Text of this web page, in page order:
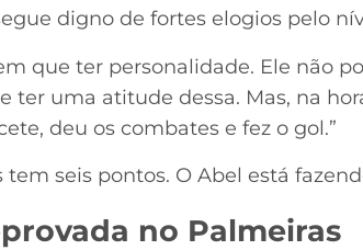
digno de fortes elogios pelo
que ter personalidade. Ele não
ter uma atitude dessa. Mas, na
deu os combates e fez o gol.”
tem seis pontos. O Abel está
no Palmeiras